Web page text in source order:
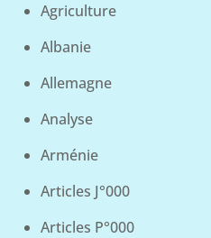
Agriculture
Albanie
Allemagne
Analyse
Arménie
Articles J°000
Articles P°000